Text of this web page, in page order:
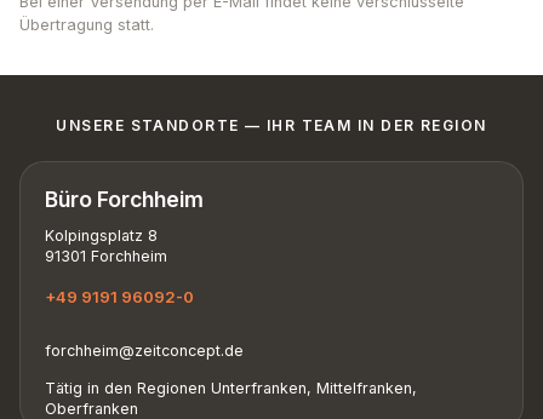
Übertragung statt.
UNSERE STANDORTE — IHR TEAM IN DER REGION
Büro Forchheim
Kolpingsplatz 8
91301 Forchheim
+49 9191 96092-0
forchheim@zeitconcept.de
Tätig in den Regionen Unterfranken, Mittelfranken,
Oberfranken